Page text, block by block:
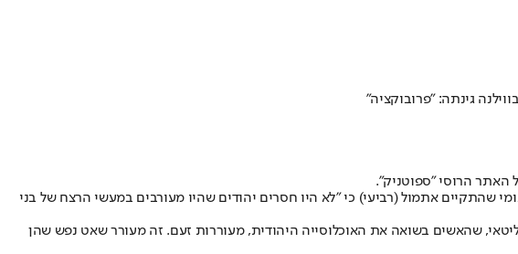
גינתה: "פרובוקציה"
האתר הרוסי "ספוטניק".
שהתקיים אתמול (רביעי) כי "לא היו חסרים יהודים שהיו מעורבים במעשי הרצח של בני
שהאשים בשואה את האוכלוסייה היהודית, מעוררות זעם. זה מעורר שאט נפש שהן